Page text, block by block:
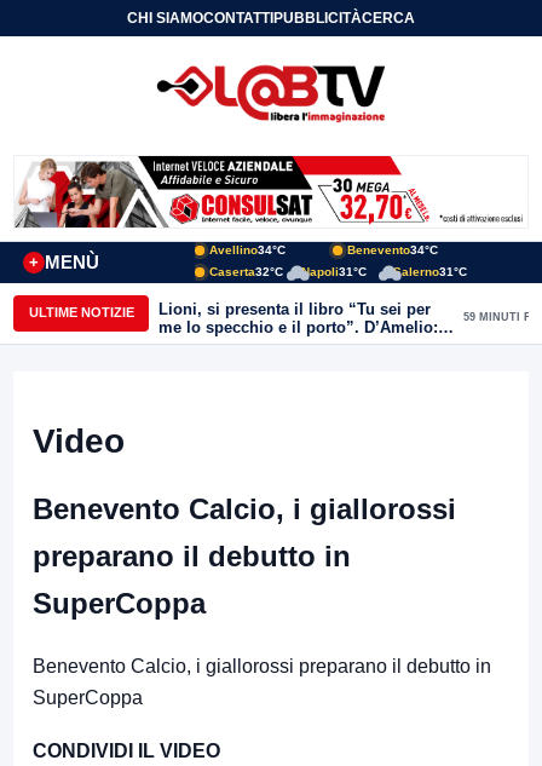
CHI SIAMOCONTATTIPUBBLICITÀCERCA
MENÙ
+
Avellino34°C Benevento34°C
Caserta32°C Napoli31°C Salerno31°C
ULTIME NOTIZIE
Lioni, si presenta il libro “Tu sei per
me lo specchio e il porto”. D’Amelio:
“Gettiamo un seme d’impegno futuro
59 MINUTI FA
Video
Benevento Calcio, i giallorossi
preparano il debutto in
SuperCoppa
Benevento Calcio, i giallorossi preparano il debutto in
SuperCoppa
CONDIVIDI IL VIDEO